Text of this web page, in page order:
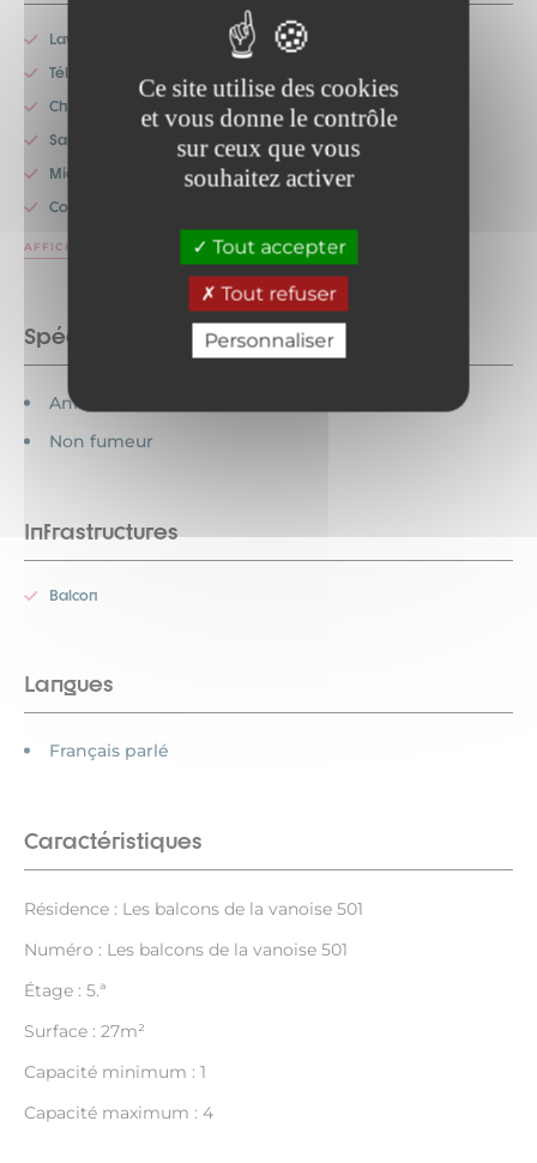
Ce site utilise des cookies
et vous donne le contrôle
sur ceux que vous
souhaitez activer
Tout accepter
Tout refuser
Personnaliser
Lave-vaisselle
Télévision
Chauffage
Salon de jardin
Micro-onde
Congélateur
AFFICHER PLUS
Spécificités
Animaux interdits
Non fumeur
Infrastructures
Balcon
Langues
Français parlé
Caractéristiques
Résidence : Les balcons de la vanoise 501
Numéro : Les balcons de la vanoise 501
Étage : 5.ª
Surface : 27m²
Capacité minimum : 1
Capacité maximum : 4